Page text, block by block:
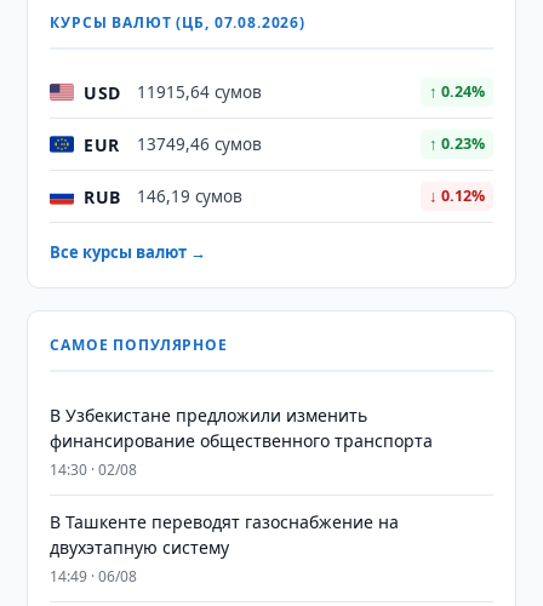
КУРСЫ ВАЛЮТ (ЦБ, 07.08.2026)
USD 11915,64 сумов ↑ 0.24%
EUR 13749,46 сумов ↑ 0.23%
RUB 146,19 сумов ↓ 0.12%
Все курсы валют →
САМОЕ ПОПУЛЯРНОЕ
В Узбекистане предложили изменить
финансирование общественного транспорта
14:30 · 02/08
В Ташкенте переводят газоснабжение на
двухэтапную систему
14:49 · 06/08